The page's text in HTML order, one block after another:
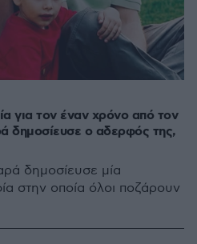
για τον έναν χρόνο από τον
δημοσίευσε ο αδερφός της,
δημοσίευσε μία
στην οποία όλοι ποζάρουν